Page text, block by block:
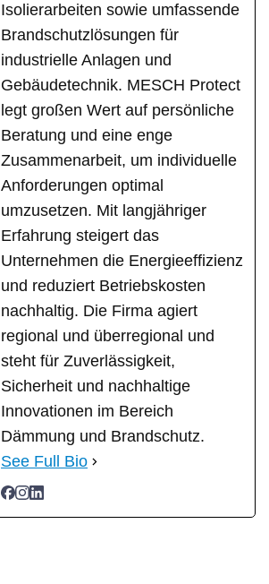
Isolierarbeiten sowie umfassende
Brandschutzlösungen für
industrielle Anlagen und
Gebäudetechnik. MESCH Protect
legt großen Wert auf persönliche
Beratung und eine enge
Zusammenarbeit, um individuelle
Anforderungen optimal
umzusetzen. Mit langjähriger
Erfahrung steigert das
Unternehmen die Energieeffizienz
und reduziert Betriebskosten
nachhaltig. Die Firma agiert
regional und überregional und
steht für Zuverlässigkeit,
Sicherheit und nachhaltige
Innovationen im Bereich
Dämmung und Brandschutz.
See Full Bio